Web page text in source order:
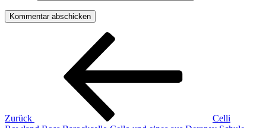
Beitragsnavigation
Zurück
Celli